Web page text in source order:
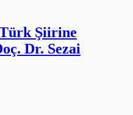
Türk Şiirine
Dr. Sezai